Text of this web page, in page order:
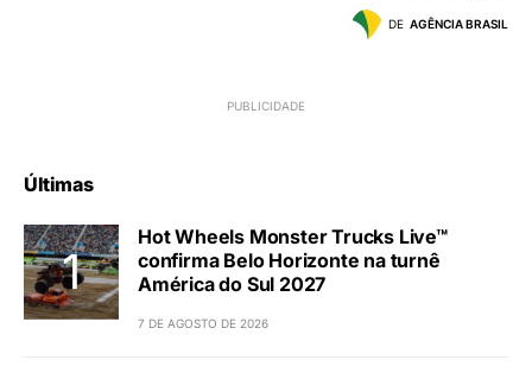
DE AGÊNCIA BRASIL
Últimas
Hot Wheels Monster Trucks Live™
confirma Belo Horizonte na turnê
América do Sul 2027
7 DE AGOSTO DE 2026